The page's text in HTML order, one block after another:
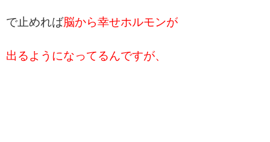
で止めれば脳から幸せホルモンが
出るようになってるんですが、